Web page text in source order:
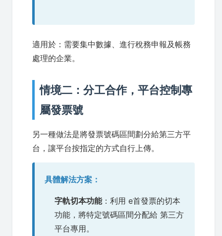
適用於：需要集中數據、進行稅務申報及帳務
處理的企業。
情境二：分工合作，平台控制專
屬發票號
另一種做法是將發票號碼區間劃分給第三方平
台，讓平台按指定的方式自行上傳。
具體解法方案：
字軌切本功能：利用 e首發票的切本
功能，將特定號碼區間分配給 第三方
平台專用。